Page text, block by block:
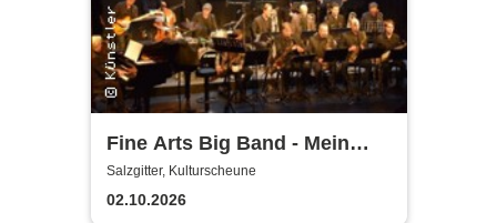
Fine Arts Big Band - Mein
amerikanischer Traum - True
Stories
Salzgitter, Kulturscheune
02.10.2026